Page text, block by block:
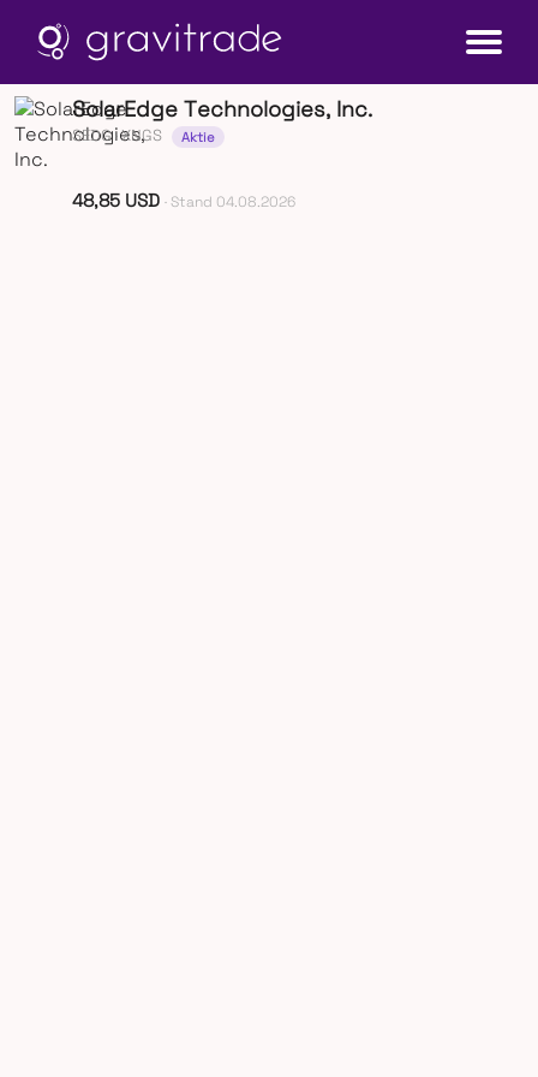
SolarEdge Technologies, Inc.
SEDG· XNGS Aktie
48,85 USD · Stand 04.08.2026